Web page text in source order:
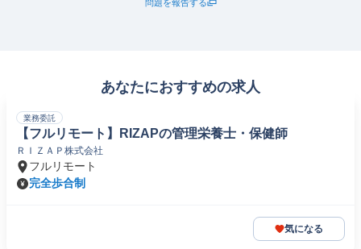
問題を報告する
あなたにおすすめの求人
業務委託
【フルリモート】RIZAPの管理栄養士・保健師
ＲＩＺＡＰ株式会社
フルリモート
完全歩合制
気になる